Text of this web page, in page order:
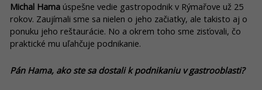
Michal Hama úspešne vedie gastropodnik v Rýmařove už 25
rokov. Zaujímali sme sa nielen o jeho začiatky, ale takisto aj o
ponuku jeho reštaurácie. No a okrem toho sme zisťovali, čo
praktické mu uľahčuje podnikanie.
Pán Hama, ako ste sa dostali k podnikaniu v gastrooblasti?